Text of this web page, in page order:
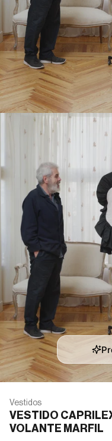
Vestidos
VESTIDO
VOLANTE MARFIL